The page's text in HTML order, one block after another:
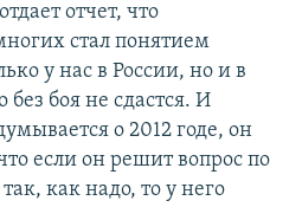
отчет, что
стал понятием
у нас в России, но и в
боя не сдастся. И
о 2012 годе, он
если он решит вопрос по
как надо, то у него